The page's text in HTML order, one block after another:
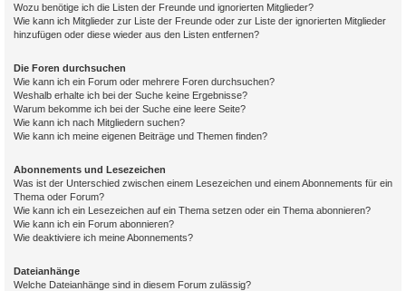
Wozu benötige ich die Listen der Freunde und ignorierten Mitglieder?
Wie kann ich Mitglieder zur Liste der Freunde oder zur Liste der ignorierten Mitglieder
hinzufügen oder diese wieder aus den Listen entfernen?
Die Foren durchsuchen
Wie kann ich ein Forum oder mehrere Foren durchsuchen?
Weshalb erhalte ich bei der Suche keine Ergebnisse?
Warum bekomme ich bei der Suche eine leere Seite?
Wie kann ich nach Mitgliedern suchen?
Wie kann ich meine eigenen Beiträge und Themen finden?
Abonnements und Lesezeichen
Was ist der Unterschied zwischen einem Lesezeichen und einem Abonnements für ein
Thema oder Forum?
Wie kann ich ein Lesezeichen auf ein Thema setzen oder ein Thema abonnieren?
Wie kann ich ein Forum abonnieren?
Wie deaktiviere ich meine Abonnements?
Dateianhänge
Welche Dateianhänge sind in diesem Forum zulässig?